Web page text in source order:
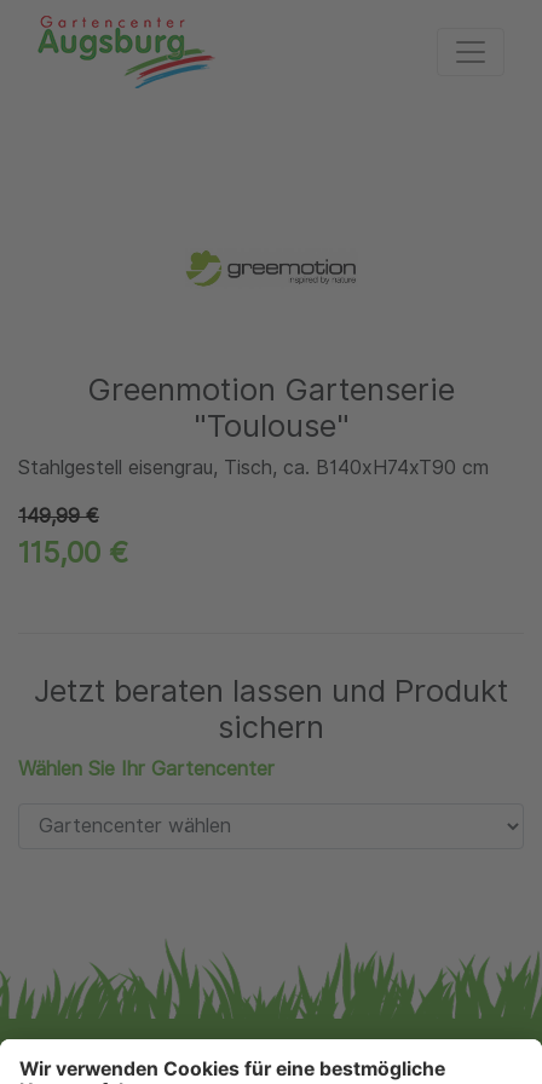
Greenmotion Gartenserie
"Toulouse"
Stahlgestell eisengrau, Tisch, ca. B140xH74xT90 cm
149,99 €
115,00 €
Jetzt beraten lassen und Produkt
sichern
Wählen Sie Ihr Gartencenter